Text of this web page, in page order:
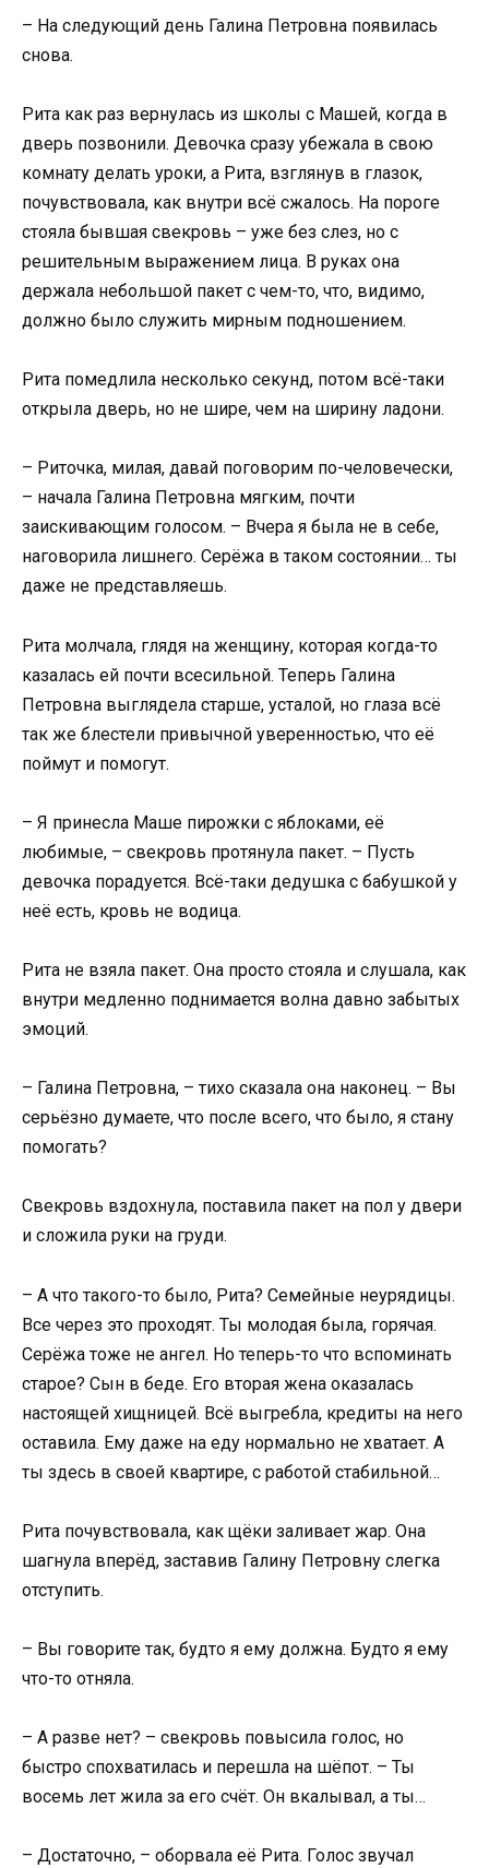
– На следующий день Галина Петровна появилась
снова.
Рита как раз вернулась из школы с Машей, когда в
дверь позвонили. Девочка сразу убежала в свою
комнату делать уроки, а Рита, взглянув в глазок,
почувствовала, как внутри всё сжалось. На пороге
стояла бывшая свекровь – уже без слез, но с
решительным выражением лица. В руках она
держала небольшой пакет с чем-то, что, видимо,
должно было служить мирным подношением.
Рита помедлила несколько секунд, потом всё-таки
открыла дверь, но не шире, чем на ширину ладони.
– Риточка, милая, давай поговорим по-человечески,
– начала Галина Петровна мягким, почти
заискивающим голосом. – Вчера я была не в себе,
наговорила лишнего. Серёжа в таком состоянии… ты
даже не представляешь.
Рита молчала, глядя на женщину, которая когда-то
казалась ей почти всесильной. Теперь Галина
Петровна выглядела старше, усталой, но глаза всё
так же блестели привычной уверенностью, что её
поймут и помогут.
– Я принесла Маше пирожки с яблоками, её
любимые, – свекровь протянула пакет. – Пусть
девочка порадуется. Всё-таки дедушка с бабушкой у
неё есть, кровь не водица.
Рита не взяла пакет. Она просто стояла и слушала, как
внутри медленно поднимается волна давно забытых
эмоций.
– Галина Петровна, – тихо сказала она наконец. – Вы
серьёзно думаете, что после всего, что было, я стану
помогать?
Свекровь вздохнула, поставила пакет на пол у двери
и сложила руки на груди.
– А что такого-то было, Рита? Семейные неурядицы.
Все через это проходят. Ты молодая была, горячая.
Серёжа тоже не ангел. Но теперь-то что вспоминать
старое? Сын в беде. Его вторая жена оказалась
настоящей хищницей. Всё выгребла, кредиты на него
оставила. Ему даже на еду нормально не хватает. А
ты здесь в своей квартире, с работой стабильной…
Рита почувствовала, как щёки заливает жар. Она
шагнула вперёд, заставив Галину Петровну слегка
отступить.
– Вы говорите так, будто я ему должна. Будто я ему
что-то отняла.
– А разве нет? – свекровь повысила голос, но
быстро спохватилась и перешла на шёпот. – Ты
восемь лет жила за его счёт. Он вкалывал, а ты…
– Достаточно, – оборвала её Рита. Голос звучал